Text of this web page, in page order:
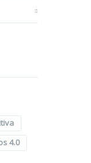
4.0